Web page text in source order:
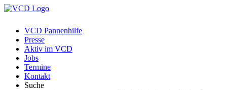
VCD Pannenhilfe
Presse
Aktiv im VCD
Jobs
Termine
Kontakt
Suche